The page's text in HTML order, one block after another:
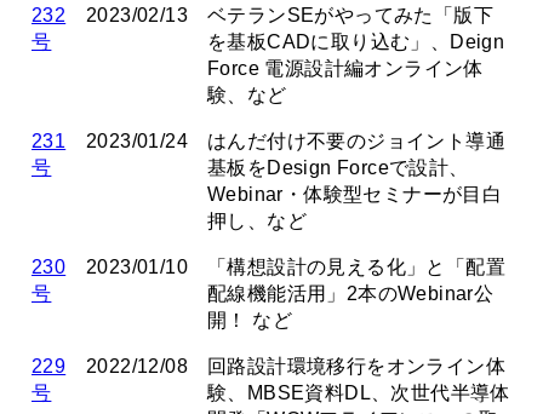
232
号
2023/02/13
ベテランSEがやってみた「版下
を基板CADに取り込む」、Deign
Force 電源設計編オンライン体
験、など
231
号
2023/01/24
はんだ付け不要のジョイント導通
基板をDesign Forceで設計、
Webinar・体験型セミナーが目白
押し、など
230
号
2023/01/10
「構想設計の見える化」と「配置
配線機能活用」2本のWebinar公
開！ など
229
号
2022/12/08
回路設計環境移行をオンライン体
験、MBSE資料DL、次世代半導体